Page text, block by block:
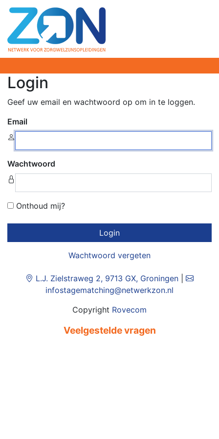
Login
Geef uw email en wachtwoord op om in te loggen.
Email
Wachtwoord
Onthoud mij?
Login
Wachtwoord vergeten
L.J. Zielstraweg 2, 9713 GX, Groningen
infostagematching@netwerkzon.nl
Copyright Rovecom
Veelgestelde vragen